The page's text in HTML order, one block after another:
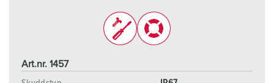
Art.nr. 1457